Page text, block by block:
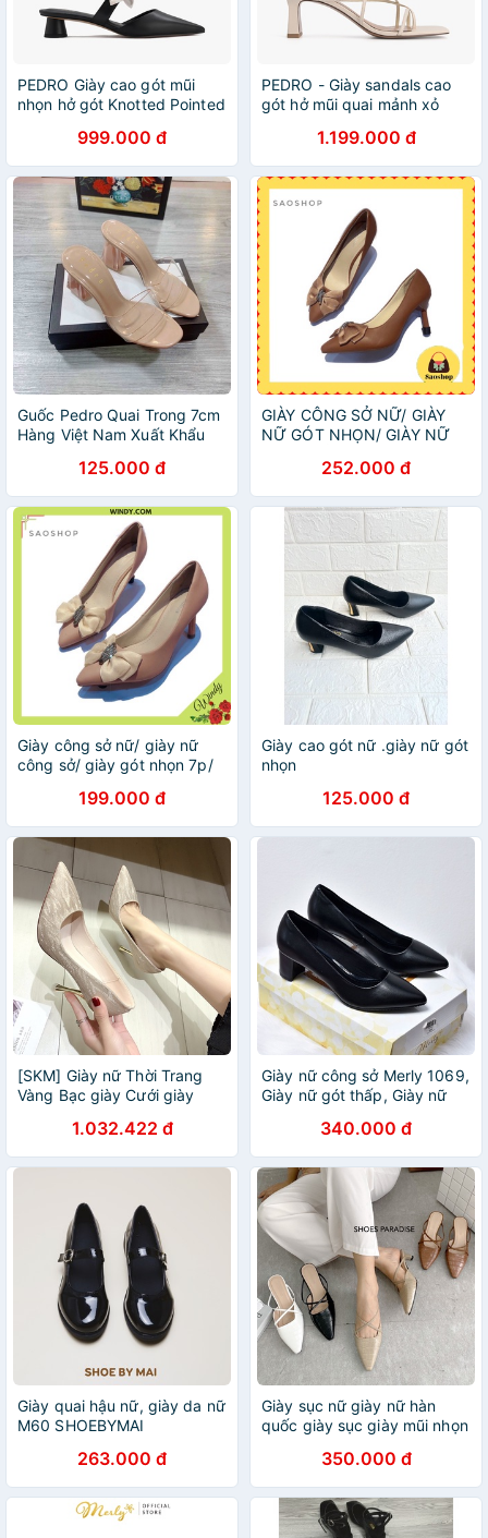
PEDRO Giày cao gót mũi
nhọn hở gót Knotted Pointed
999.000 đ
PEDRO - Giày sandals cao
gót hở mũi quai mảnh xỏ
25480242-051.199.000 đ
Guốc Pedro Quai Trong 7cm
Hàng Việt Nam Xuất Khẩu
125.000 đ
GIÀY CÔNG SỞ NỮ/ GIÀY
NỮ GÓT NHỌN/ GIÀY NỮ
252.000 đ
Giày công sở nữ/ giày nữ
công sở/ giày gót nhọn 7p/
199.000 đ
Giày cao gót nữ .giày nữ gót
nhọn
125.000 đ
[SKM] Giày nữ Thời Trang
Vàng Bạc giày Cưới giày
1.032.422 đ
Giày nữ công sở Merly 1069,
Giày nữ gót thấp, Giày nữ
chạy, Giày cao gót 5p
340.000 đ
Giày quai hậu nữ, giày da nữ
M60 SHOEBYMAI
263.000 đ
Giày sục nữ giày nữ hàn
quốc giày sục giày mũi nhọn
SHOES PARADISE
350.000 đ